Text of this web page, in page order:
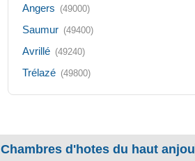
Angers (49000)
Saumur (49400)
Avrillé (49240)
Trélazé (49800)
Chambres d'hotes du haut anjou